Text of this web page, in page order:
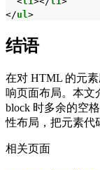
</ul >
结语
在对 HTML 的元
响页面布局。本文
block 时多余的空
性布局，把元素代
相关页面